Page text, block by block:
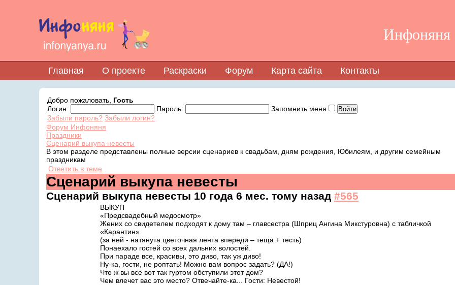
Инфоняня
Главная О проекте Раскраски Форум Карта сайта Контакты
Добро пожаловать, Гость
Логин:
Пароль:
Запомнить меня
Забыли пароль? Забыли логин?
Форум Инфоняня
Праздники
Сценарий выкупа невесты
В этом разделе представлены полные версии сценариев к свадьбам, дням рождения, Юбилеям, и другим семейным
праздникам
Ответить в теме
Сценарий выкупа невесты
Сценарий выкупа невесты 10 года 6 мес. тому назад #565
ВЫКУП
«Предсвадебный медосмотр»
Жених со свидетелем подходят к дому там – главсестра (Шприц Ангина Микстуровна) с табличкой
«Карантин»
(за ней - натянута цветочная лента впереди – теща + тесть)
Понаехало гостей со всех дальних волостей.
При параде все, красивы, это диво, так уж диво!
Ну-ка, гости, не роптать! Можно вам вопрос задать? (ДА!)
Что ж вы все вот так гуртом обступили этот дом?
Чем влечет вас это место? Отвечайте-ка... Гости: Невестой!